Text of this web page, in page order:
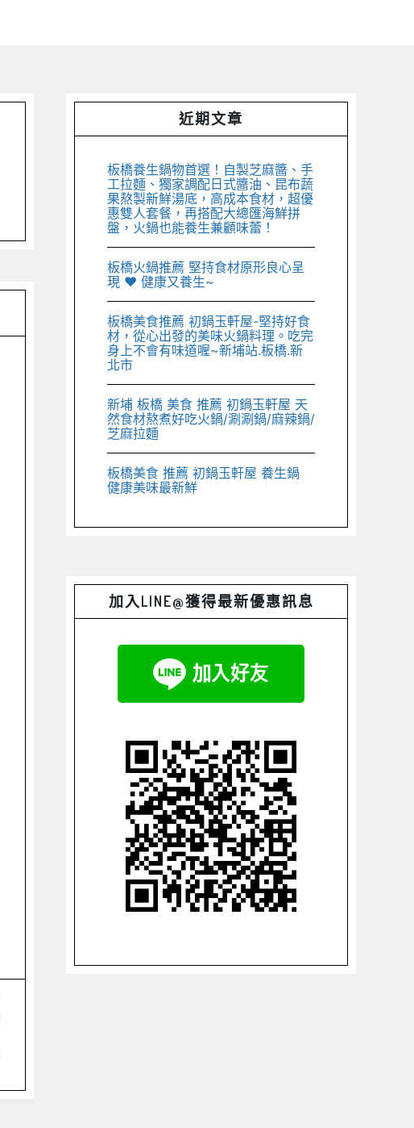
Primary
近期文章
板橋養生鍋物首選！自製芝麻醬、手
工拉麵、獨家調配日式醬油、昆布蔬
果熬製新鮮湯底，高成本食材，超優
惠雙人套餐，再搭配大總匯海鮮拼
盤，火鍋也能養生兼顧味蕾！
板橋火鍋推薦 堅持食材原形良心呈
現 ♥︎ 健康又養生~
板橋美食推薦 初鍋玉軒屋-堅持好食
材，從心出發的美味火鍋料理。吃完
身上不會有味道喔~新埔站.板橋.新
北市
新埔 板橋 美食 推薦 初鍋玉軒屋 天
然食材熬煮好吃火鍋/涮涮鍋/麻辣鍋/
芝麻拉麵
板橋美食 推薦 初鍋玉軒屋 養生鍋
健康美味最新鮮
加入LINE@獲得最新優惠訊息